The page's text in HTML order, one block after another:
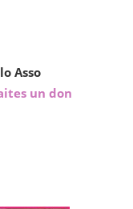
Asso
un don